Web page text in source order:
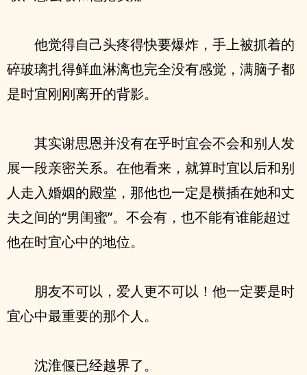
他觉得自己头疼得快要爆炸，手上被抓着的
碎玻璃扎得鲜血淋漓也完全没有感觉，满脑子都
是时宜刚刚离开的背影。
其实谢思恩并没有在乎时宜会不会和别人发
展一段亲密关系。在他看来，就算时宜以后和别
人走入婚姻的殿堂，那他也一定是横插在她和丈
夫之间的“男闺蜜”。不会有，也不能有谁能超过
他在时宜心中的地位。
朋友不可以，爱人更不可以！他一定要是时
宜心中最重要的那个人。
沈淮偃已经越界了。